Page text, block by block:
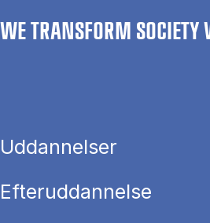
WE TRANSFORM SOCIETY
Uddannelser
Efteruddannelse